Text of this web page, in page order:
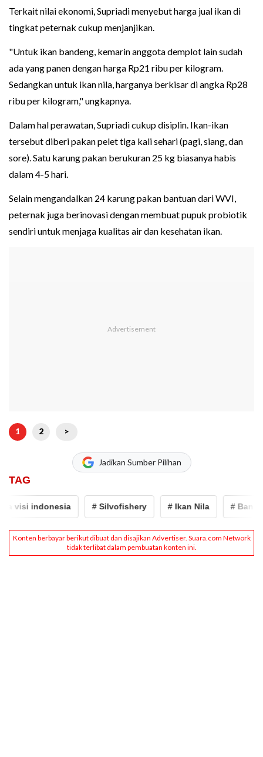
Terkait nilai ekonomi, Supriadi menyebut harga jual ikan di
tingkat peternak cukup menjanjikan.
"Untuk ikan bandeng, kemarin anggota demplot lain sudah
ada yang panen dengan harga Rp21 ribu per kilogram.
Sedangkan untuk ikan nila, harganya berkisar di angka Rp28
ribu per kilogram," ungkapnya.
Dalam hal perawatan, Supriadi cukup disiplin. Ikan-ikan
tersebut diberi pakan pelet tiga kali sehari (pagi, siang, dan
sore). Satu karung pakan berukuran 25 kg biasanya habis
dalam 4-5 hari.
Selain mengandalkan 24 karung pakan bantuan dari WVI,
peternak juga berinovasi dengan membuat pupuk probiotik
sendiri untuk menjaga kualitas air dan kesehatan ikan.
1 2 >
Jadikan Sumber Pilihan
TAG
visi indonesia # Silvofishery # Ikan Nila # Bandeng